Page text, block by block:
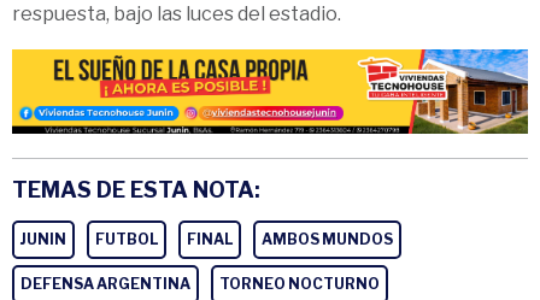
respuesta, bajo las luces del estadio.
TEMAS DE ESTA NOTA:
JUNIN FUTBOL FINAL AMBOS MUNDOS
DEFENSA ARGENTINA TORNEO NOCTURNO